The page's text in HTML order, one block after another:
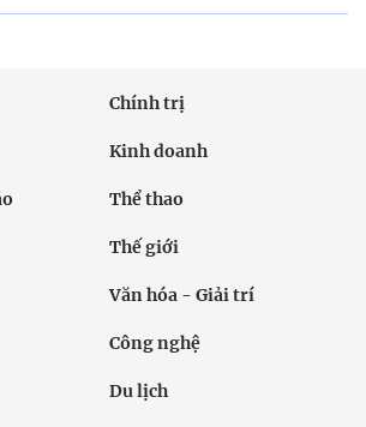
Chính trị
Kinh doanh
Thể thao
Thế giới
Văn hóa - Giải trí
Công nghệ
Du lịch